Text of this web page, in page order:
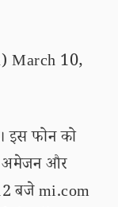
March 10,
इस फोन को
अमेजन और
बजे mi.com